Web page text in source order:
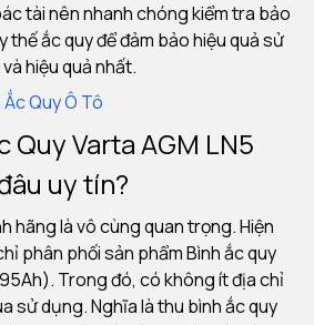
tài nên nhanh chóng kiểm tra bảo
thế ắc quy để đảm bảo hiệu quả sử
hiệu quả nhất.
Ắc Quy Ô Tô
Quy Varta AGM LN5
uy tín?
hãng là vô cùng quan trọng. Hiện
phân phối sản phẩm Bình ắc quy
Trong đó, có không ít địa chỉ
sử dụng. Nghĩa là thu bình ắc quy